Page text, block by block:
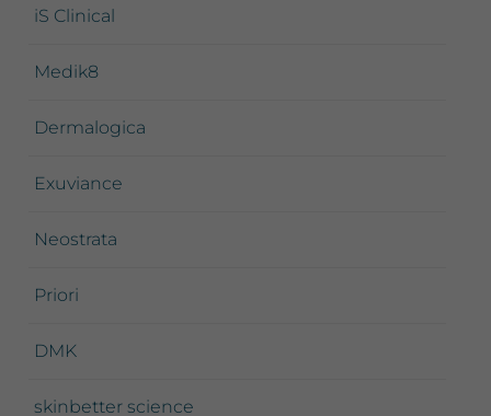
iS Clinical
Medik8
Dermalogica
Exuviance
Neostrata
Priori
DMK
skinbetter science